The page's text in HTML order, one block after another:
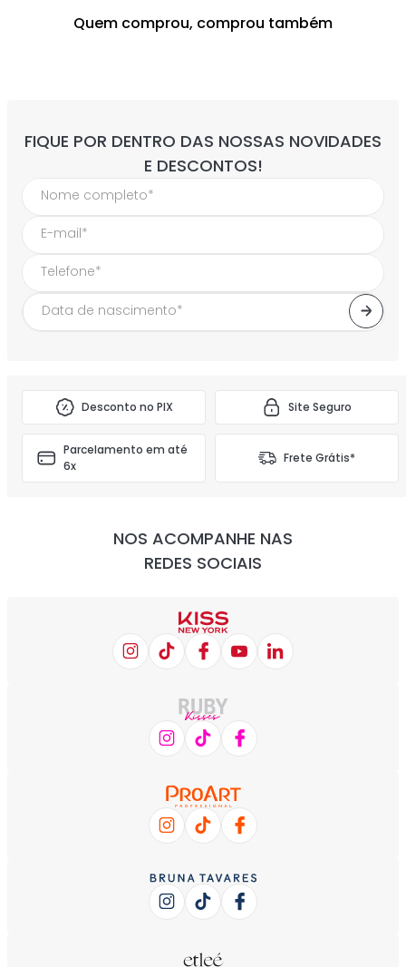
Quem comprou, comprou também
FIQUE POR DENTRO DAS NOSSAS NOVIDADES
E DESCONTOS!
Desconto no PIX Site Seguro
Parcelamento em até
6x
Frete Grátis*
NOS ACOMPANHE NAS
REDES SOCIAIS